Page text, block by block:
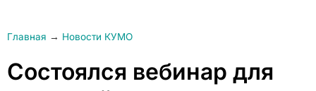
Главная → Новости КУМО
Состоялся вебинар для